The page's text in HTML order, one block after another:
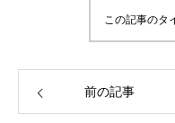
この記事のタ
前の記事